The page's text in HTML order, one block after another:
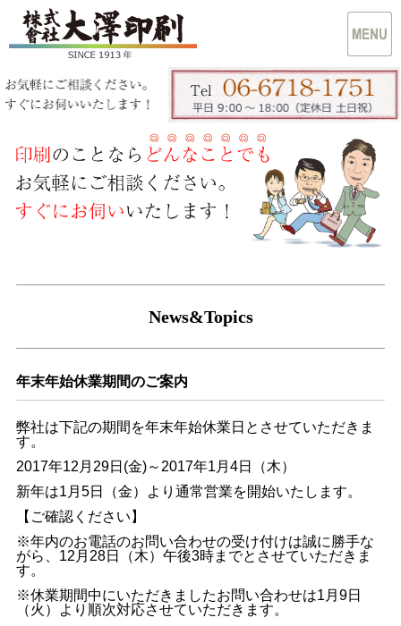
News&Topics
年末年始休業期間のご案内
弊社は下記の期間を年末年始休業日とさせていただきま
す。
2017年12月29日(金)～2017年1月4日（木）
新年は1月5日（金）より通常営業を開始いたします。
【ご確認ください】
※年内のお電話のお問い合わせの受け付けは誠に勝手な
がら、12月28日（木）午後3時までとさせていただきま
す。
※休業期間中にいただきましたお問い合わせは1月9日
（火）より順次対応させていただきます。